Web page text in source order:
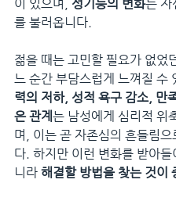
이 있으며, 성기능의 변화는 자
를 불러옵니다.
젊을 때는 고민할 필요가 없었
느 순간 부담스럽게 느껴질 수
력의 저하, 성적 욕구 감소, 만
은 관계 는 남성에게 심리적 위
며, 이는 곧 자존심의 흔들림으
다. 하지만 이런 변화를 받아들
니라 해결할 방법을 찾는 것이